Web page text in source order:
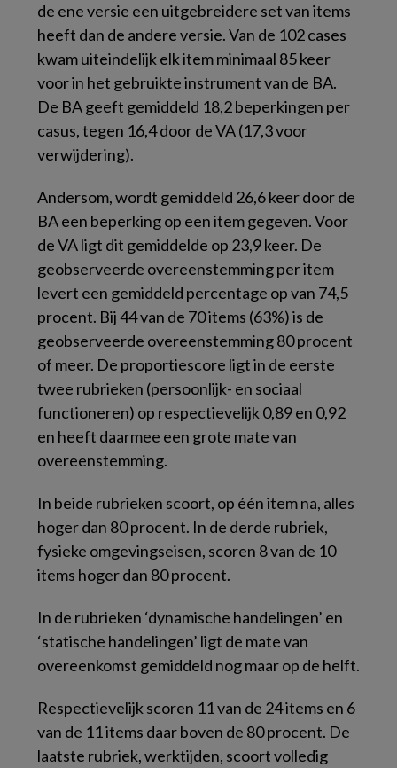
de ene versie een uitgebreidere set van items
heeft dan de andere versie. Van de 102 cases
kwam uiteindelijk elk item minimaal 85 keer
voor in het gebruikte instrument van de BA.
De BA geeft gemiddeld 18,2 beperkingen per
casus, tegen 16,4 door de VA (17,3 voor
verwijdering).
Andersom, wordt gemiddeld 26,6 keer door de
BA een beperking op een item gegeven. Voor
de VA ligt dit gemiddelde op 23,9 keer. De
geobserveerde overeenstemming per item
levert een gemiddeld percentage op van 74,5
procent. Bij 44 van de 70 items (63%) is de
geobserveerde overeenstemming 80 procent
of meer. De proportiescore ligt in de eerste
twee rubrieken (persoonlijk- en sociaal
functioneren) op respectievelijk 0,89 en 0,92
en heeft daarmee een grote mate van
overeenstemming.
In beide rubrieken scoort, op één item na, alles
hoger dan 80 procent. In de derde rubriek,
fysieke omgevingseisen, scoren 8 van de 10
items hoger dan 80 procent.
In de rubrieken ‘dynamische handelingen’ en
‘statische handelingen’ ligt de mate van
overeenkomst gemiddeld nog maar op de helft.
Respectievelijk scoren 11 van de 24 items en 6
van de 11 items daar boven de 80 procent. De
laatste rubriek, werktijden, scoort volledig